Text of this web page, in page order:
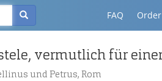
FAQ Order
und Petrus, Rom